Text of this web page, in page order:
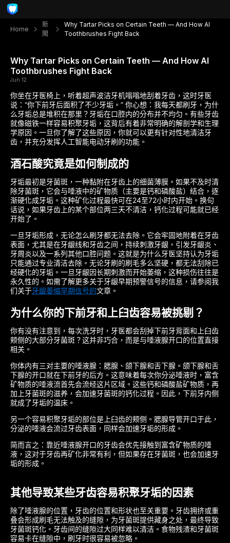
Home
新
聞
Why Tartar Picks on Certain Teeth — And How AI
Toothbrushes Fight Back
Why Tartar Picks on Certain Teeth — And How AI
Toothbrushes Fight Back
Jun 12
你坐在牙医椅上，听着超声波洁牙机嗡嗡地刮着牙齿，这时牙医
说：“你下前牙后面积了不少牙垢。” 你心想：我每天都刷牙，为什
么牙垢总是堆积在那里？牙垢在口腔内的分布并不均匀。有些牙齿
就像磁铁一样容易积聚牙垢，这背后有着非常明确的解剖学和生理
学原因。一旦你了解了这些原因，你就可以更有针对性地清洁牙
齿，并充分发挥人工智能电动牙刷的功能。
酒石酸究竟是如何制成的
牙垢最初是牙菌斑，一种黏附在牙齿上的细菌薄膜。如果不及时清
除牙菌斑，它会与唾液中的矿物质（主要是钙和磷酸盐）结合，逐
渐硬化成牙垢。这种矿化过程最快可在24至72小时内开始。换句
话说，如果牙齿上的某个部位两三天不清洁，钙化过程可能就已经
开始了。
一旦牙垢形成，无论怎么刷牙都无法去除。它会牢固地附着在牙齿
表面，尤其是在牙龈线和牙齿之间，持续刺激牙龈，引发牙龈炎、
牙周炎以及一系列其他口腔问题。这就是为什么牙医坚持认为牙垢
只能通过专业清洁去除。无论牙刷的刷毛多么坚硬，都无法刮除已
经硬化的牙垢。一旦牙龈因长期刺激而开始萎缩，这种损伤往往是
永久性的。如需了解更多关于牙龈早期预警信号的信息，请参阅我
们关于牙龈萎缩早期信号的文章。
为什么你的下前牙和上臼齿容易被挑剔？
你有没有注意到，每次洗牙时，牙医都会刮掉下前牙背面和上臼齿
颊侧的大部分牙菌斑？这并非巧合，而是与唾液腺开口的位置直接
相关。
你体内有三对主要的唾液腺：腮腺、颌下腺和舌下腺。颌下腺和舌
下腺的开口就在下前牙的后方。这意味着每次你分泌唾液时，富含
矿物质的唾液流首先会流经这片区域。这些钙和磷酸盐矿物质，再
加上牙菌斑的滋养，会加速牙菌斑的钙化过程。因此，下前牙内侧
就成了牙垢的温床。
另一个容易积聚牙垢的部位是上臼齿的颊侧。腮腺导管开口于此，
分泌的唾液会流过牙齿表面，同样会加速牙垢的形成。
简而言之：靠近唾液腺开口的牙齿会优先接触到富含矿物质的唾
液，这对于牙齿再矿化非常有利，但如果存在牙菌斑，也会加速牙
垢的形成。
其他导致某些牙齿容易积聚牙垢的因素
除了唾液腺的位置，牙齿的位置和形状也至关重要。牙齿拥挤或重
叠会形成刷毛无法触及的缝隙，为牙菌斑提供藏身之处，最终导致
牙菌斑钙化。牙齿间的缝隙过大同样难以清洁。食物残渣和牙菌斑
容易卡在缝隙中，刷牙时很容易被忽略。